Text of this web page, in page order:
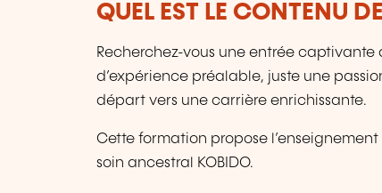
QUEL EST LE CONTENU
Recherchez-vous une entrée captivante
d’expérience préalable, juste une
départ vers une carrière enrichissante.
Cette formation propose
soin ancestral KOBIDO.